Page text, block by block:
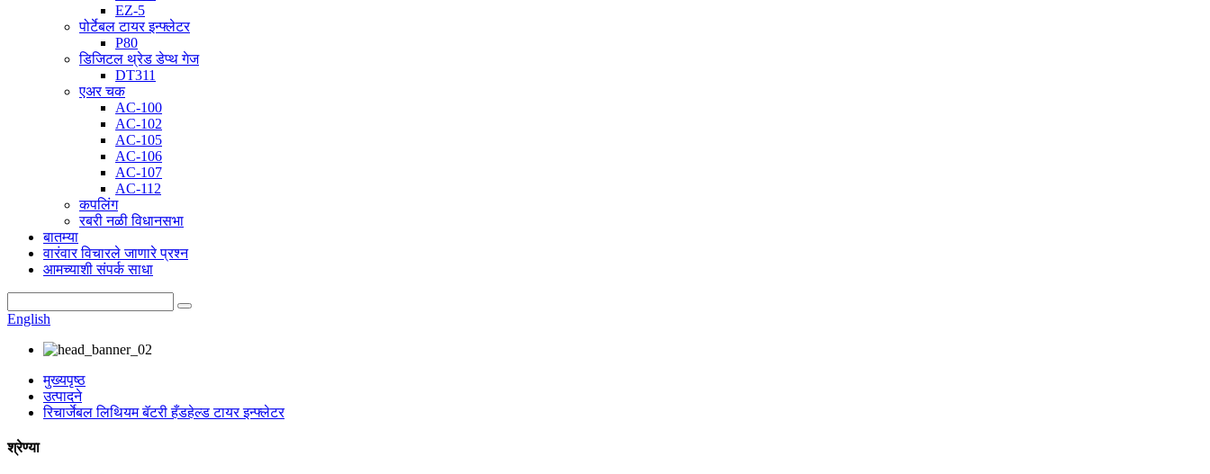
EZ-5
पोर्टेबल टायर इन्फ्लेटर
P80
डिजिटल थ्रेड डेप्थ गेज
DT311
एअर चक
AC-100
AC-102
AC-105
AC-106
AC-107
AC-112
कपलिंग
रबरी नळी विधानसभा
बातम्या
वारंवार विचारले जाणारे प्रश्न
आमच्याशी संपर्क साधा
English
मुख्यपृष्ठ
उत्पादने
रिचार्जेबल लिथियम बॅटरी हँडहेल्ड टायर इन्फ्लेटर
श्रेण्या